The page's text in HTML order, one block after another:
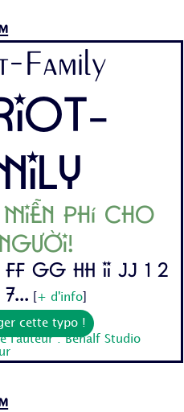
Family
phí cho
Ff Gg Hh Ii Jj 1 2
+ d'info]
cette typo !
l'auteur : Behalf Studio